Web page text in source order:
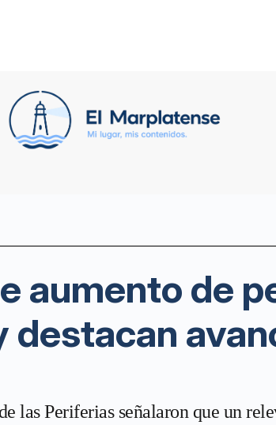
aumento de
las Periferias señalaron que un